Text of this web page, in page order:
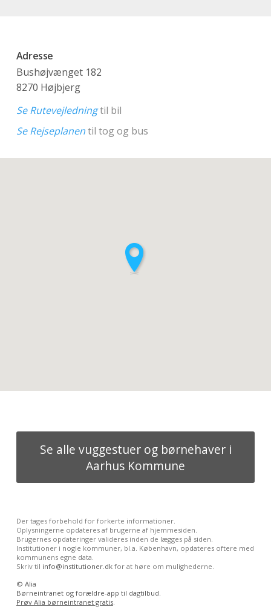
Adresse
Bushøjvænget 182
8270 Højbjerg
Se Rutevejledningtil bil
Se Rejseplanentil tog og bus
Se alle vuggestuer og børnehaver i
Aarhus Kommune
Der tages forbehold for forkerte informationer.
Oplysningerne opdateres af brugerne af hjemmesiden.
Brugernes opdateringer valideres inden de lægges på siden.
Institutioner i nogle kommuner, bl.a. København, opdateres oftere med
kommunens egne data.
Skriv til info@institutioner.dkfor at høre om mulighederne.
© Alia
Børneintranet og forældre-app til dagtilbud.
Prøv Alia børneintranet gratis.